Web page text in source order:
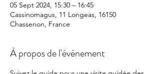
05 Sept 2024, 15:30 – 16:45
Cassinomagus, 11 Longeas, 16150
Chassenon, France
À propos de l'événement